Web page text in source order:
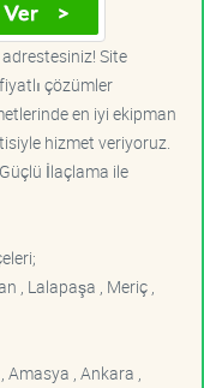
Site
çözümler
en iyi ekipman
hizmet veriyoruz.
İlaçlama ile
, Lalapaşa , Meriç ,
, Ankara ,